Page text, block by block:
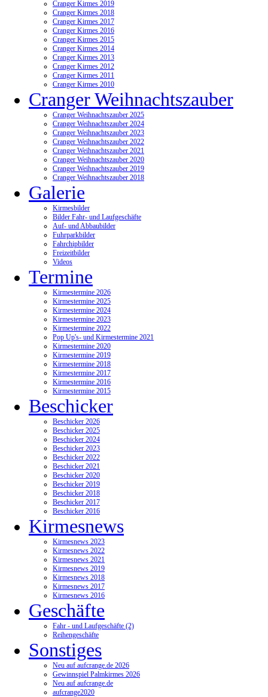
Cranger Kirmes 2019
Cranger Kirmes 2018
Cranger Kirmes 2017
Cranger Kirmes 2016
Cranger Kirmes 2015
Cranger Kirmes 2014
Cranger Kirmes 2013
Cranger Kirmes 2012
Cranger Kirmes 2011
Cranger Kirmes 2010
Cranger Weihnachtszauber
Cranger Weihnachtszauber 2025
Cranger Weihnachtszauber 2024
Cranger Weihnachtszauber 2023
Cranger Weihnachtszauber 2022
Cranger Weihnachtszauber 2021
Cranger Weihnachtszauber 2020
Cranger Weihnachtszauber 2019
Cranger Weihnachtszauber 2018
Galerie
Kirmesbilder
Bilder Fahr- und Laufgeschäfte
Auf- und Abbaubilder
Fuhrparkbilder
Fahrchipbilder
Freizeitbilder
Videos
Termine
Kirmestermine 2026
Kirmestermine 2025
Kirmestermine 2024
Kirmestermine 2023
Kirmestermine 2022
Pop Up's- und Kirmestermine 2021
Kirmestermine 2020
Kirmestermine 2019
Kirmestermine 2018
Kirmestermine 2017
Kirmestermine 2016
Kirmestermine 2015
Beschicker
Beschicker 2026
Beschicker 2025
Beschicker 2024
Beschicker 2023
Beschicker 2022
Beschicker 2021
Beschicker 2020
Beschicker 2019
Beschicker 2018
Beschicker 2017
Beschicker 2016
Kirmesnews
Kirmesnews 2023
Kirmesnews 2022
Kirmesnews 2021
Kirmesnews 2019
Kirmesnews 2018
Kirmesnews 2017
Kirmesnews 2016
Geschäfte
Fahr - und Laufgeschäfte (2)
Reihengeschäfte
Sonstiges
Neu auf aufcrange.de 2026
Gewinnspiel Palmkirmes 2026
Neu auf aufcrange.de
aufcrange2020